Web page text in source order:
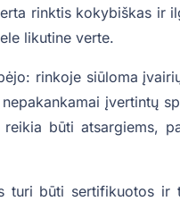
rinktis kokybiškas ir
likutine verte.
rinkoje siūloma
įvertintų
būti atsargiems,
turi būti sertifikuotos ir